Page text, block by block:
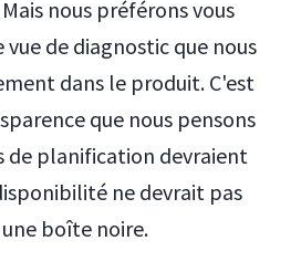
nous préférons vous
de diagnostic que nous
dans le produit. C'est
que nous pensons
de planification devraient
ne devrait pas
boîte noire.